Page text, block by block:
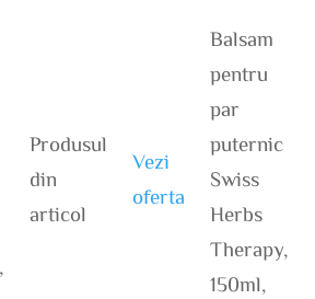
Produsul
din
articol
Vezi
oferta
Balsam
pentru
par
puternic
Swiss
Herbs
Therapy,
150ml,